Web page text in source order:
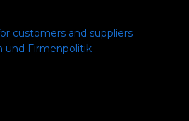
customers and suppliers
und Firmenpolitik